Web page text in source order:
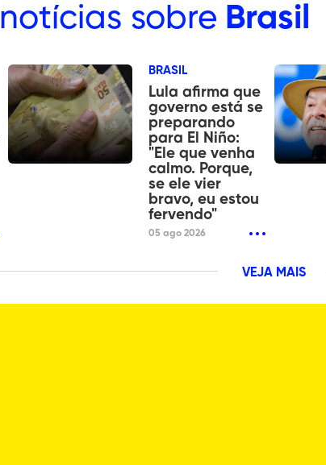
notícias sobre Brasil
BRASIL
Lula afirma que
governo está se
preparando
para El Niño:
"Ele que venha
calmo. Porque,
se ele vier
bravo, eu estou
fervendo"
05 ago 2026
VEJA MAIS